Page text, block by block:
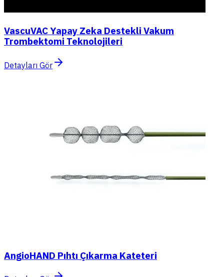
VascuVAC Yapay Zeka Destekli Vakum
Trombektomi Teknolojileri
Detayları Gör
AngioHAND Pıhtı Çıkarma Kateteri